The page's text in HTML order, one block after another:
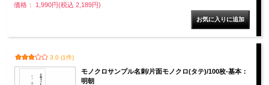
価格： 1,990円(税込 2,189円)
3.0 (1件)
モノクロサンプル名刺/片面モノクロ(タテ)/100枚-基本：
明朝